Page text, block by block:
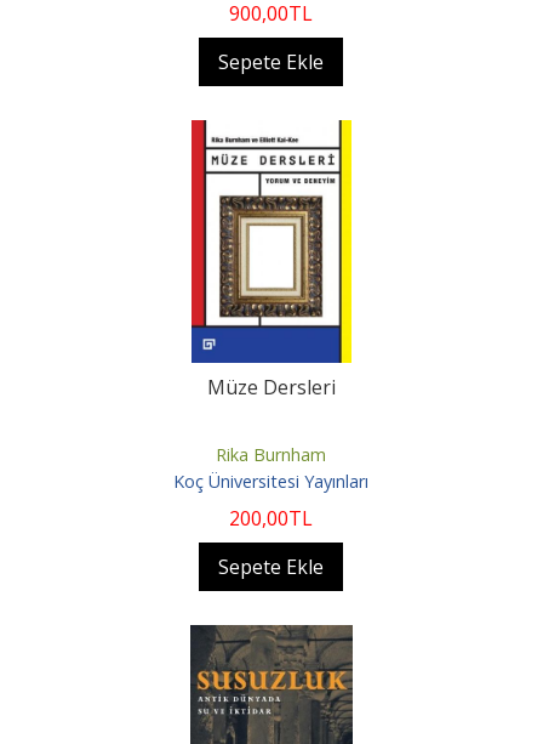
900,00TL
Sepete Ekle
Müze Dersleri
Rika Burnham
Koç Üniversitesi Yayınları
200,00TL
Sepete Ekle